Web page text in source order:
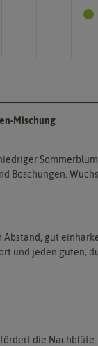
Mischung
Böschungen.
Abstand, gut
und jeden guten,
die Nachblüte.